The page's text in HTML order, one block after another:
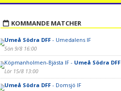
KOMMANDE MATCHER
Umeå Södra DFF- Umedalens IF
Sön 9/8 16:00
Köpmanholmen-Bjästa IF - Umeå Södra DFF
Lör 15/8 13:00
Umeå Södra DFF- Domsjö IF